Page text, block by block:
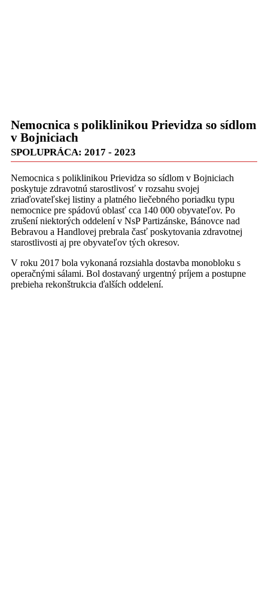
Nemocnica s poliklinikou Prievidza so sídlom
v Bojniciach
SPOLUPRÁCA: 2017 - 2023
Nemocnica s poliklinikou Prievidza so sídlom v Bojniciach
poskytuje zdravotnú starostlivosť v rozsahu svojej
zriaďovateľskej listiny a platného liečebného poriadku typu
nemocnice pre spádovú oblasť cca 140 000 obyvateľov. Po
zrušení niektorých oddelení v NsP Partizánske, Bánovce nad
Bebravou a Handlovej prebrala časť poskytovania zdravotnej
starostlivosti aj pre obyvateľov tých okresov.
V roku 2017 bola vykonaná rozsiahla dostavba monobloku s
operačnými sálami. Bol dostavaný urgentný príjem a postupne
prebieha rekonštrukcia ďalších oddelení.